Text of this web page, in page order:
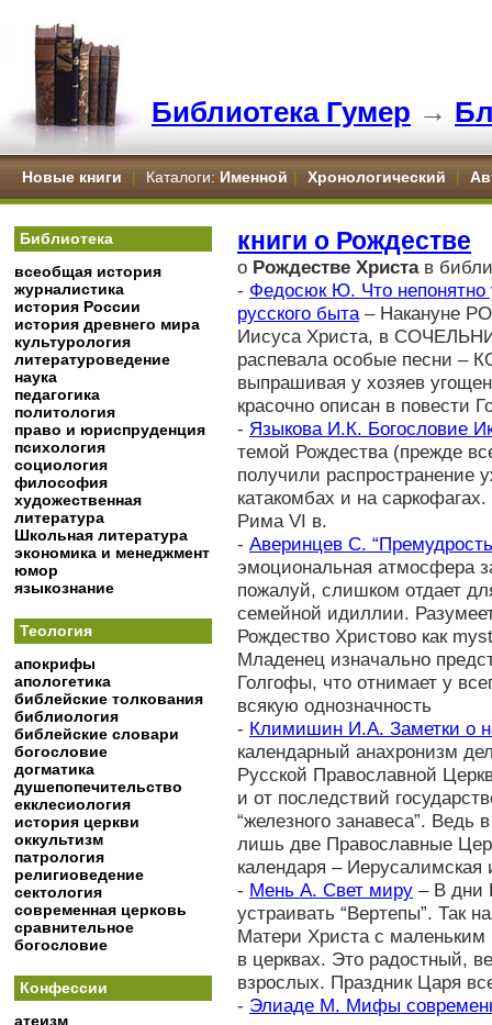
Библиотека Гумер →
Новые книги | Каталоги: Именной | Хронологический |
Библиотека
всеобщая история
журналистика
история России
история древнего мира
культурология
литературоведение
наука
педагогика
политология
право и юриспруденция
психология
социология
философия
художественная
литература
Школьная литература
экономика и менеджмент
юмор
языкознание
Теология
апокрифы
апологетика
библейские толкования
библиология
библейские словари
богословие
догматика
душепопечительство
екклесиология
история церкви
оккультизм
патрология
религиоведение
сектология
современная церковь
сравнительное
богословие
Конфессии
атеизм
книги о Рождестве
о Рождестве Христав
- Федосюк Ю. Что непонятно
русского быта– Накануне
Иисуса Христа, в
распевала особые песни –
выпрашивая у хозяев
красочно описан в повести
- Языкова И.К. Богословие
темой Рождества (прежде
получили распространение
катакомбах и на
Рима VI в.
- Аверинцев С.
эмоциональная атмосфера
пожалуй, слишком отдает
семейной идиллии.
Рождество Христово как
Младенец изначально
Голгофы, что отнимает у
всякую однозначность
- Климишин И.А. Заметки о
календарный анахронизм
Русской Православной
и от последствий
“железного занавеса”.
лишь две Православные
календаря – Иерусалимская
- Мень А. Свет миру – В дни
устраивать “Вертепы”. Так
Матери Христа с
в церквах. Это радостный,
взрослых. Праздник Царя
- Элиаде М. Мифы